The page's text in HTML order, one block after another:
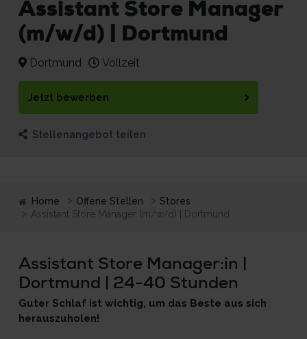
Assistant Store Manager
(m/w/d) | Dortmund
Dortmund Vollzeit
Jetzt bewerben
Stellenangebot teilen
Home Offene Stellen
Stores
Assistant Store Manager (m/w/d) | Dortmund
Assistant Store Manager:in |
Dortmund | 24-40 Stunden
Guter Schlaf ist wichtig, um das Beste aus sich
herauszuholen!